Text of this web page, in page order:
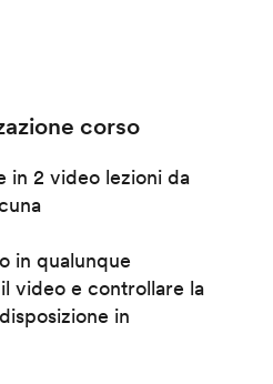
corso
in 2 video lezioni da
in qualunque
video e controllare la
in